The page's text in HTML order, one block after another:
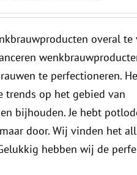
overal te
te perfectioneren.
trends op het gebied van
bijhouden. Je hebt
door. Wij vinden het
hebben wij de